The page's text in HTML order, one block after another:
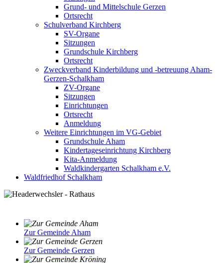
Grund- und Mittelschule Gerzen
Ortsrecht
Schulverband Kirchberg
SV-Organe
Sitzungen
Grundschule Kirchberg
Ortsrecht
Zweckverband Kinderbildung und -betreuung Aham-
Gerzen-Schalkham
ZV-Organe
Sitzungen
Einrichtungen
Ortsrecht
Anmeldung
Weitere Einrichtungen im VG-Gebiet
Grundschule Aham
Kindertageseinrichtung Kirchberg
Kita-Anmeldung
Waldkindergarten Schalkham e.V.
Waldfriedhof Schalkham
Zur Gemeinde Aham
Zur Gemeinde Gerzen